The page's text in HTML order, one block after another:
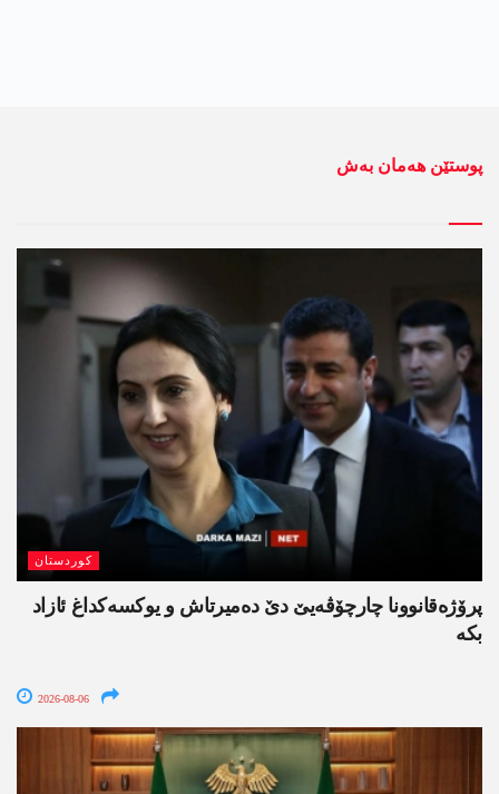
پوستێن ھەمان بەش
کوردستان
پرۆژەقانوونا چارچۆڤەیێ دێ دەمیرتاش و یوکسەکداغ ئازاد
بکە
2026-08-06